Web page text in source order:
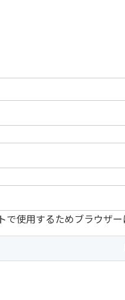
で使用するためブラウザ